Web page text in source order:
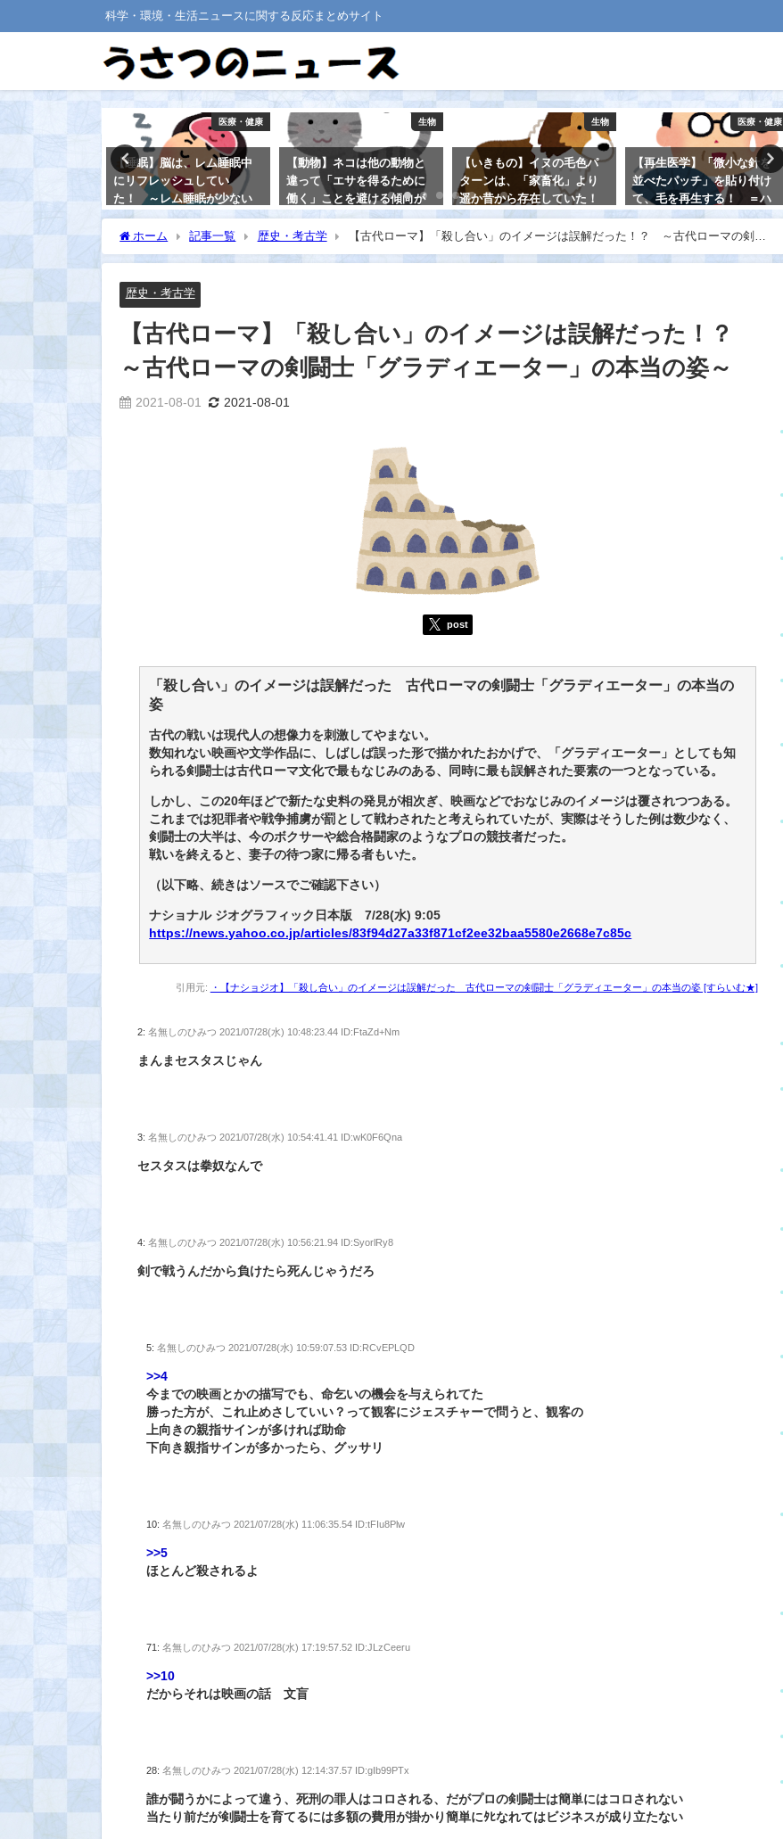
科学・環境・生活ニュースに関する反応まとめサイト
生物
【動物】ネコは他の動物と
違って「エサを得るために
働く」ことを避ける傾向が
ある
2021-08-20
生物
【いきもの】イヌの毛色パ
ターンは、「家畜化」より
遥か昔から存在していた！
医療・健康
【再生医学】「微小な針を
並べたパッチ」を貼り付け
て、毛を再生する！ ＝ハ
2021-08-15
医療・健康
【代謝】ヒトの代謝は、
「２０代から５０代では低
下しない」！
ホーム 記事一覧 歴史・考古学
【古代ローマ】「殺し合い」のイメージは誤解だった！？ ～古代ローマの剣闘
士「グラディエーター」の本当の姿～
歴史・考古学
【古代ローマ】「殺し合い」のイメージは誤解だった！？
～古代ローマの剣闘士「グラディエーター」の本当の姿～
2021-08-01 2021-08-01
post
「殺し合い」のイメージは誤解だった 古代ローマの剣闘士「グラディエーター」の本当の
姿
古代の戦いは現代人の想像力を刺激してやまない。
数知れない映画や文学作品に、しばしば誤った形で描かれたおかげで、「グラディエーター」としても知
られる剣闘士は古代ローマ文化で最もなじみのある、同時に最も誤解された要素の一つとなっている。
しかし、この20年ほどで新たな史料の発見が相次ぎ、映画などでおなじみのイメージは覆されつつある。
これまでは犯罪者や戦争捕虜が罰として戦わされたと考えられていたが、実際はそうした例は数少なく、
剣闘士の大半は、今のボクサーや総合格闘家のようなプロの競技者だった。
戦いを終えると、妻子の待つ家に帰る者もいた。
（以下略、続きはソースでご確認下さい）
ナショナル ジオグラフィック日本版 7/28(水) 9:05
https://news.yahoo.co.jp/articles/83f94d27a33f871cf2ee32baa5580e2668e7c85c
引用元: ・【ナショジオ】「殺し合い」のイメージは誤解だった 古代ローマの剣闘士「グラディエーター」の本当の姿 [すらいむ★]
2:名無しのひみつ 2021/07/28(水) 10:48:23.44 ID:FtaZd+Nm
まんまセスタスじゃん
3:名無しのひみつ 2021/07/28(水) 10:54:41.41 ID:wK0F6Qna
セスタスは拳奴なんで
4:名無しのひみつ 2021/07/28(水) 10:56:21.94 ID:SyorlRy8
剣で戦うんだから負けたら死んじゃうだろ
5:名無しのひみつ 2021/07/28(水) 10:59:07.53 ID:RCvEPLQD
>>4
今までの映画とかの描写でも、命乞いの機会を与えられてた
勝った方が、これ止めさしていい？って観客にジェスチャーで問うと、観客の
上向きの親指サインが多ければ助命
下向き親指サインが多かったら、グッサリ
10:名無しのひみつ 2021/07/28(水) 11:06:35.54 ID:tFIu8Plw
>>5
ほとんど殺されるよ
71:名無しのひみつ 2021/07/28(水) 17:19:57.52 ID:JLzCeeru
>>10
だからそれは映画の話 文盲
28:名無しのひみつ 2021/07/28(水) 12:14:37.57 ID:gIb99PTx
誰が闘うかによって違う、死刑の罪人はコロされる、だがプロの剣闘士は簡単にはコロされない
当たり前だが剣闘士を育てるには多額の費用が掛かり簡単にﾀﾋなれてはビジネスが成り立たない